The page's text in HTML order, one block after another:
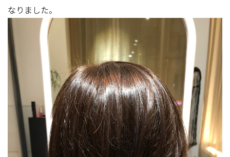
なりました。